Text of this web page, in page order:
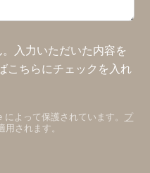
入力いただいた内容を
こちらにチェックを入れ
よって保護されています。 プ
用されます。